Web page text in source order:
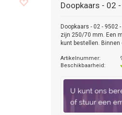
Doopkaars - 02
Doopkaars - 02 - 9502
zijn 250/70 mm. Een
kunt bestellen.
Artikelnummer:
Beschikbaarheid: